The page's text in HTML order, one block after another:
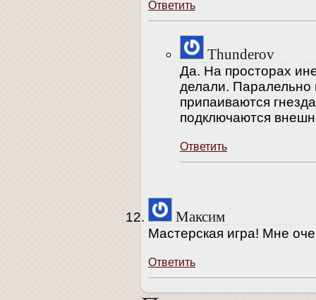
Ответить
Thunderov
Да. На просторах
делали.
припаиваются
подключаются
Ответить
Максим
Мастерская игра! Мне
Ответить